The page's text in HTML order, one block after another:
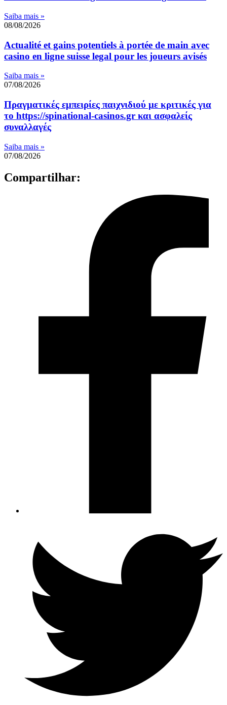
Saiba mais »
08/08/2026
Actualité et gains potentiels à portée de main avec
casino en ligne suisse legal pour les joueurs avisés
Saiba mais »
07/08/2026
Πραγματικές εμπειρίες παιχνιδιού με κριτικές για
το https://spinational-casinos.gr και ασφαλείς
συναλλαγές
Saiba mais »
07/08/2026
Compartilhar: